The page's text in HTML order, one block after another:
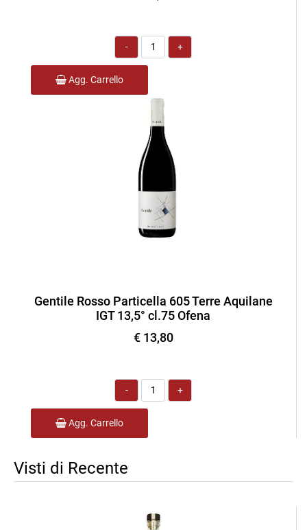
Quantità
Agg. Carrello
Gentile Rosso Particella 605 Terre Aquilane
IGT 13,5° cl.75 Ofena
€ 13,80
Quantità
Agg. Carrello
Visti di Recente